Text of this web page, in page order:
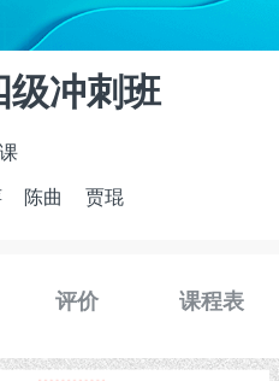
级冲刺班
陈曲 贾琨
评价 课程表